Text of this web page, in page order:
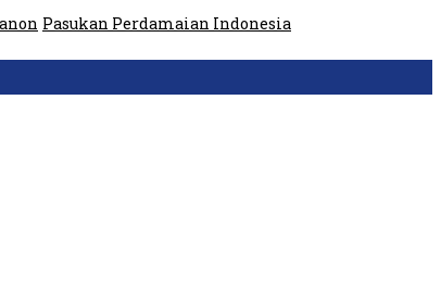
Pasukan Perdamaian Indonesia